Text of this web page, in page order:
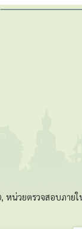
หน่วยตรวจสอบภาย